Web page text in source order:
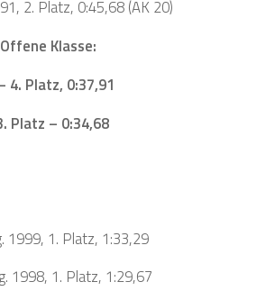
2. Platz, 0:45,68 (AK 20)
Klasse:
4. Platz, 0:37,91
Platz – 0:34,68
1999, 1. Platz, 1:33,29
1998, 1. Platz, 1:29,67